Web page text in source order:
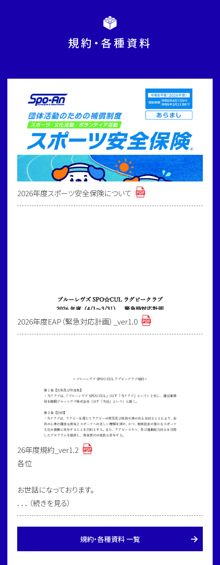
規約・各種資料
2026年度スポーツ安全保険について
2026年度EAP（緊急対応計画）_ver1.0
26年度規約_ver1.2
各位
お世話になっております。
．．．（続きを見る）
規約・各種資料 一覧